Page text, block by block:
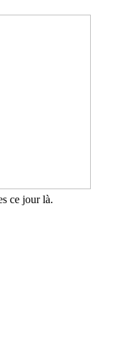
ce jour là.